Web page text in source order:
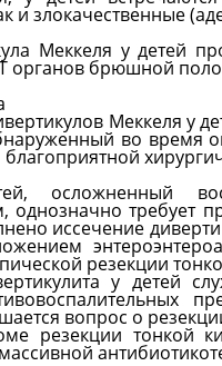
и злокачественные
Меккеля у детей
органов брюшной
Меккеля у
во время
осложненный
требует
иссечение
резекции
у детей
вопрос о
резекции тонкой